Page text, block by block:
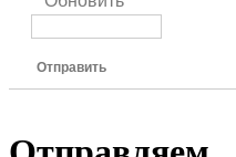
Отправить